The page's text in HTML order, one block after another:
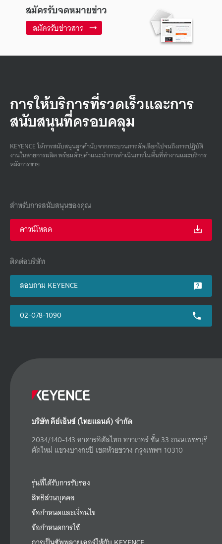
สมัครรับจดหมายข่าว
สมัครรับข่าวสาร
การให้บริการที่รวดเร็วและการ
สนับสนุนที่ครอบคลุม
KEYENCE ให้การสนับสนุนลูกค้านับจากกระบวนการคัดเลือกไปจนถึงการปฏิบัติ
งานในสายการผลิต พร้อมด้วยคําแนะนําการดําเนินการในพื้นที่ทํางานและบริการ
หลังการขาย
สำหรับการสนับสนุนของคุณ
ดาวน์โหลด
ติดต่อบริษัท
สอบถาม KEYENCE
02-078-1090
บริษัท คีย์เอ็นซ์ (ไทยแลนด์) จำกัด
2034/140-143 อาคารอิตัลไทย ทาวเวอร์ ชั้น 33 ถนนเพชรบุรี
ตัดใหม่ แขวงบางกะปิ เขตห้วยขวาง กรุงเทพฯ 10310
รุ่นที่ได้รับการรับรอง
สิทธิส่วนบุคคล
ข้อกำหนดและเงื่อนไข
ข้อกำหนดการใช้